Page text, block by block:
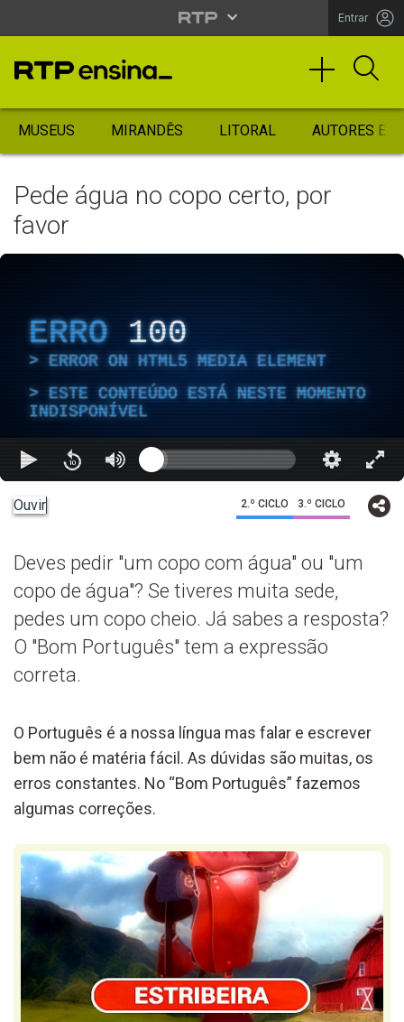
Entrar
MUSEUS MIRANDÊS LITORAL AUTORES
Pede água no copo certo, por
favor
ERRO 100
ERROR ON HTML5 MEDIA ELEMENT
ESTE CONTEÚDO ESTÁ NESTE MOMENTO
INDISPONÍVEL
Ouvir 2.º CICLO 3.º CICLO
Deves pedir "um copo com água" ou "um
copo de água"? Se tiveres muita sede,
pedes um copo cheio. Já sabes a resposta?
O "Bom Português" tem a expressão
correta.
O Português é a nossa língua mas falar e escrever
bem não é matéria fácil. As dúvidas são muitas, os
erros constantes. No “Bom Português” fazemos
algumas correções.